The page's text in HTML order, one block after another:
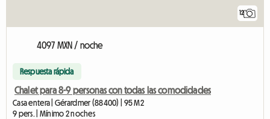
12
4097 MXN / noche
Respuesta rápida
Chalet para 8-9 personas con todas las comodidades
Casa entera | Gérardmer (88400) | 95 M2
9 pers. | Mínimo 2 noches